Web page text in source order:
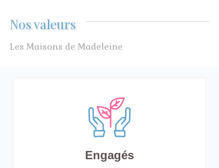
Nos valeurs
Les Maisons de Madeleine
Engagés